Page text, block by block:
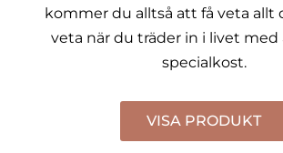
kommer du alltså att få veta allt
veta när du träder in i livet med
specialkost.
VISA PRODUKT